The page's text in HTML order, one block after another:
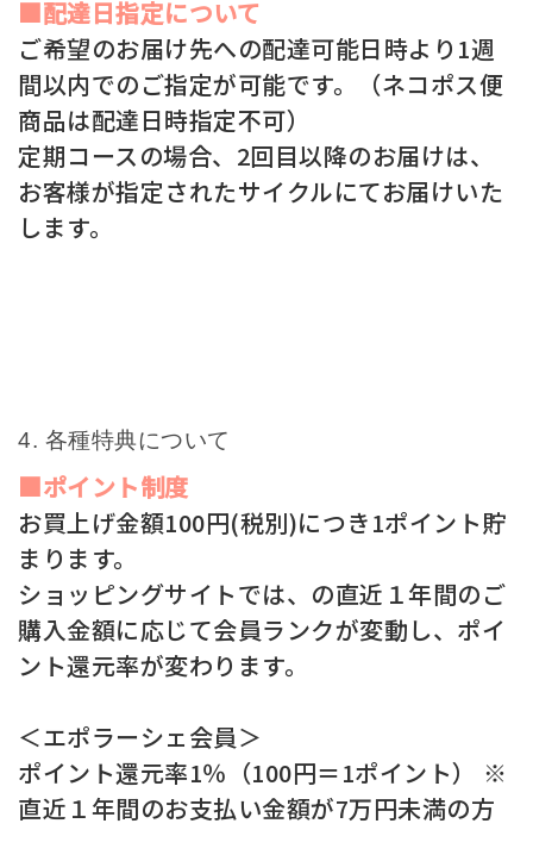
■配達日指定について
ご希望のお届け先への配達可能日時より1週
間以内でのご指定が可能です。（ネコポス便
商品は配達日時指定不可）
定期コースの場合、2回目以降のお届けは、
お客様が指定されたサイクルにてお届けいた
します。
各種特典について
■ポイント制度
お買上げ金額100円(税別)につき1ポイント貯
まります。
ショッピングサイトでは、の直近１年間のご
購入金額に応じて会員ランクが変動し、ポイ
ント還元率が変わります。
＜エポラーシェ会員＞
ポイント還元率1％（100円＝1ポイント） ※
直近１年間のお支払い金額が7万円未満の方